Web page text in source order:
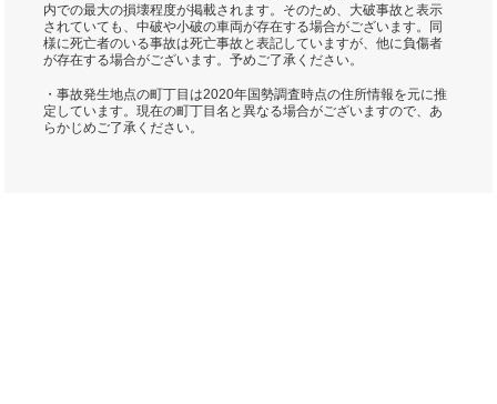
内での最大の損壊程度が掲載されます。そのため、大破事故と表示
されていても、中破や小破の車両が存在する場合がございます。同
様に死亡者のいる事故は死亡事故と表記していますが、他に負傷者
が存在する場合がございます。予めご了承ください。
・事故発生地点の町丁目は2020年国勢調査時点の住所情報を元に推
定しています。現在の町丁目名と異なる場合がございますので、あ
らかじめご了承ください。